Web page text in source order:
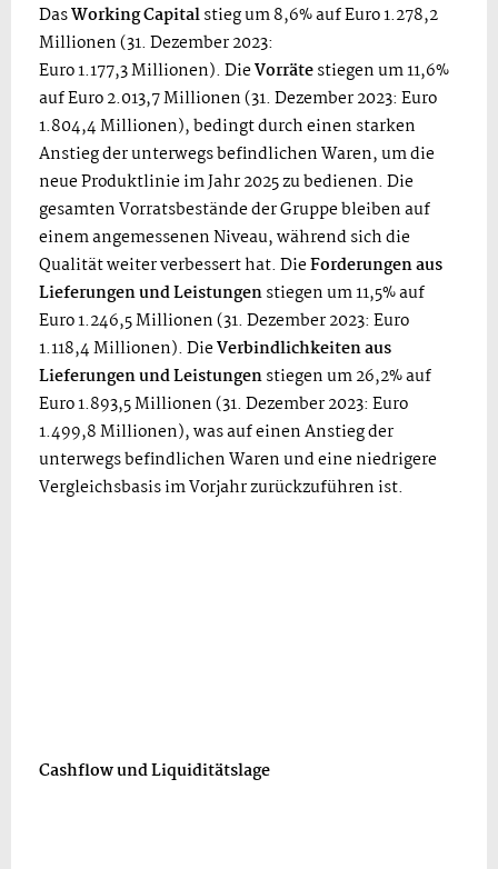
DasWorking Capitalstieg um 8,6% auf Euro 1.278,2
Millionen (31. Dezember 2023:
Euro 1.177,3 Millionen). DieVorrätestiegen um 11,6%
auf Euro 2.013,7 Millionen (31. Dezember 2023: Euro
1.804,4 Millionen), bedingt durch einen starken
Anstieg der unterwegs befindlichen Waren, um die
neue Produktlinie im Jahr 2025 zu bedienen. Die
gesamten Vorratsbestände der Gruppe bleiben auf
einem angemessenen Niveau, während sich die
Qualität weiter verbessert hat. DieForderungen aus
Lieferungen und Leistungenstiegen um 11,5% auf
Euro 1.246,5 Millionen (31. Dezember 2023: Euro
1.118,4 Millionen). DieVerbindlichkeiten aus
Lieferungen und Leistungenstiegen um 26,2% auf
Euro 1.893,5 Millionen (31. Dezember 2023: Euro
1.499,8 Millionen), was auf einen Anstieg der
unterwegs befindlichen Waren und eine niedrigere
Vergleichsbasis im Vorjahr zurückzuführen ist.
Cashflow und Liquiditätslage